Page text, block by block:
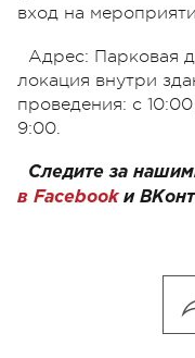
вход на
Адрес: Парковая
локация внутри
проведения: с
9:00.
Следите за
в Facebookи